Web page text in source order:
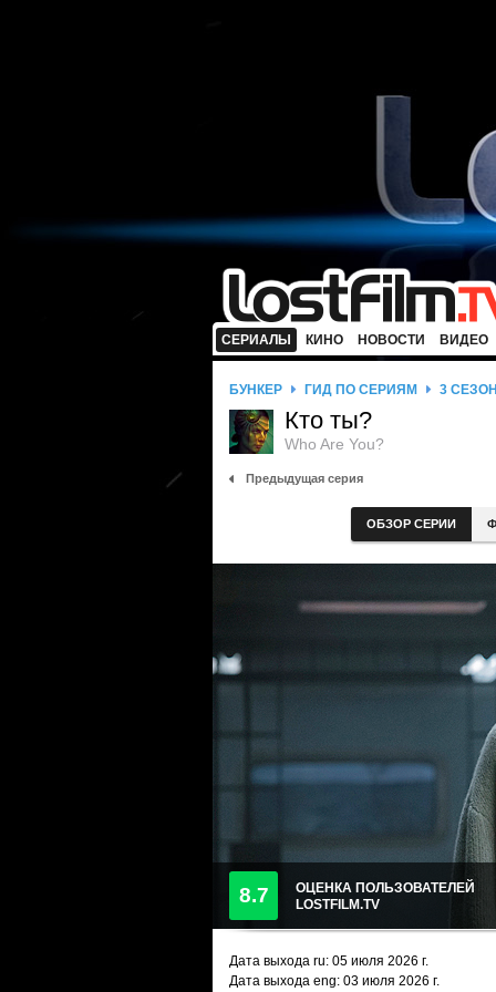
СЕРИАЛЫ КИНО НОВОСТИ ВИДЕО
БУНКЕР ГИД ПО СЕРИЯМ 3 СЕЗОН
Кто ты?
Who Are You?
Предыдущая серия
ОБЗОР СЕРИИ
8.7
ОЦЕНКА ПОЛЬЗОВАТЕЛЕЙ
LOSTFILM.TV
Дата выхода ru: 05 июля 2026 г.
Дата выхода eng: 03 июля 2026 г.